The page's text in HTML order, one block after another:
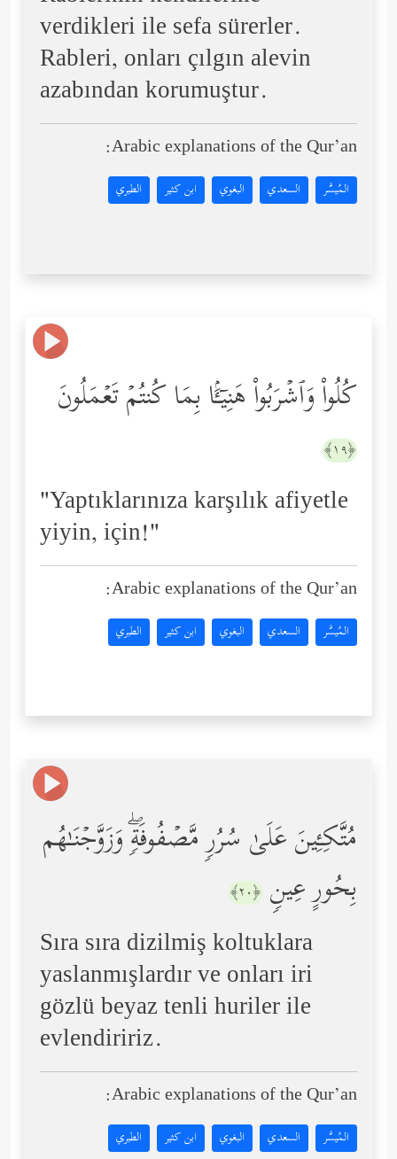
verdikleri ile sefa sürerler.
Rableri, onları çılgın alevin
azabından korumuştur.
Arabic explanations of the Qur’an:
المُيسَّر السعدي البغوي ابن كثير الطبري
كُلُواْ وَٱشۡرَبُواْ هَنِیۤـَٔۢا بِمَا كُنتُمۡ تَعۡمَلُونَ
﴿١٩﴾
"Yaptıklarınıza karşılık afiyetle
yiyin, için!"
Arabic explanations of the Qur’an:
المُيسَّر السعدي البغوي ابن كثير الطبري
مُتَّكِـِٔینَ عَلَىٰ سُرُرࣲ مَّصۡفُوفَةࣲۖ وَزَوَّجۡنَـٰهُم
بِحُورٍ عِینࣲ ﴿٢٠﴾
Sıra sıra dizilmiş koltuklara
yaslanmışlardır ve onları iri
gözlü beyaz tenli huriler ile
evlendiririz.
Arabic explanations of the Qur’an:
المُيسَّر السعدي البغوي ابن كثير الطبري